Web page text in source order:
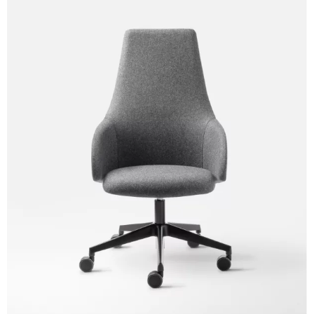
Trevi (Cat. C - Tejido)